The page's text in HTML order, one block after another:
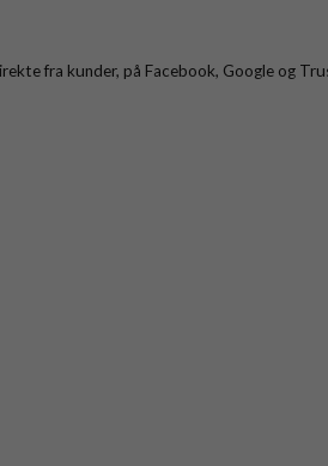
fra kunder, på Facebook, Google og